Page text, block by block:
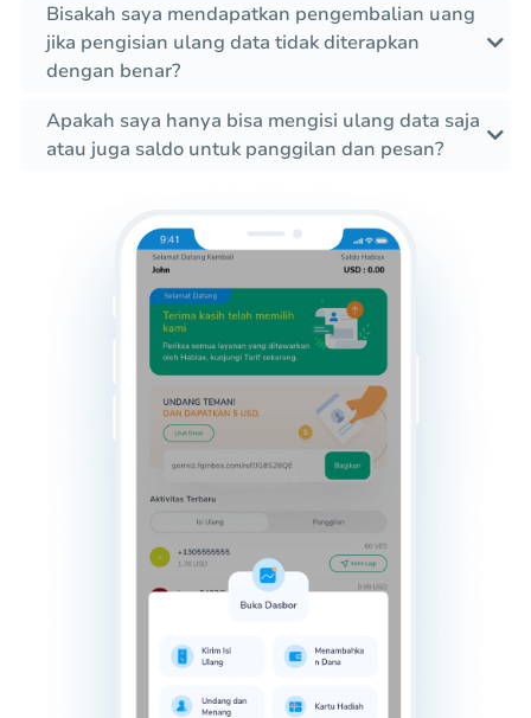
Bisakah saya mendapatkan pengembalian uang
jika pengisian ulang data tidak diterapkan
dengan benar?
Apakah saya hanya bisa mengisi ulang data saja
atau juga saldo untuk panggilan dan pesan?